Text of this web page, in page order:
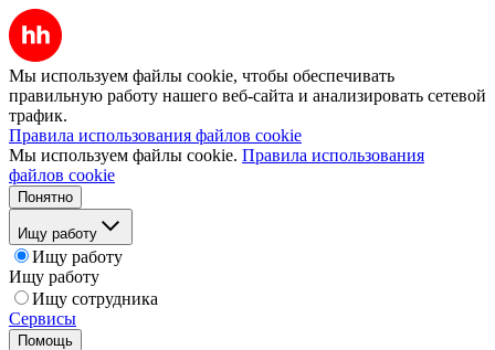
Мы используем файлы cookie, чтобы обеспечивать
правильную работу нашего веб-сайта и анализировать сетевой
трафик.
Правила использования файлов cookie
Мы используем файлы cookie. Правила использования
файлов cookie
Понятно
Ищу работу
Ищу работу
Ищу работу
Ищу сотрудника
Сервисы
Помощь